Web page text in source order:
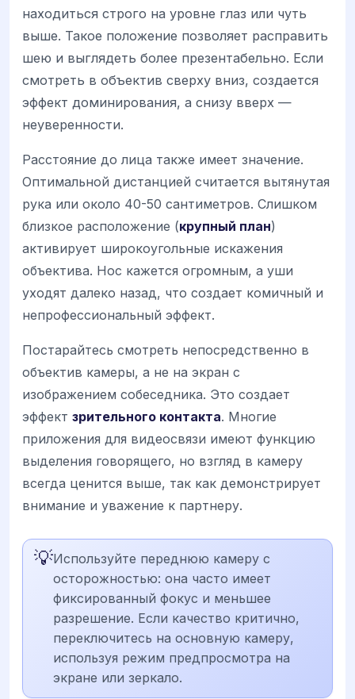
находиться строго на уровне глаз или чуть
выше. Такое положение позволяет расправить
шею и выглядеть более презентабельно. Если
смотреть в объектив сверху вниз, создается
эффект доминирования, а снизу вверх —
неуверенности.
Расстояние до лица также имеет значение.
Оптимальной дистанцией считается вытянутая
рука или около 40-50 сантиметров. Слишком
близкое расположение (крупный план)
активирует широкоугольные искажения
объектива. Нос кажется огромным, а уши
уходят далеко назад, что создает комичный и
непрофессиональный эффект.
Постарайтесь смотреть непосредственно в
объектив камеры, а не на экран с
изображением собеседника. Это создает
эффект зрительного контакта. Многие
приложения для видеосвязи имеют функцию
выделения говорящего, но взгляд в камеру
всегда ценится выше, так как демонстрирует
внимание и уважение к партнеру.
💡Используйте переднюю камеру с
осторожностью: она часто имеет
фиксированный фокус и меньшее
разрешение. Если качество критично,
переключитесь на основную камеру,
используя режим предпросмотра на
экране или зеркало.